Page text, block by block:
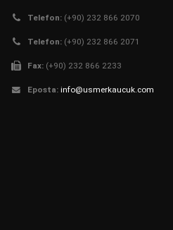
Telefon: (+90) 232 866 2070
Telefon: (+90) 232 866 2071
Fax: (+90) 232 866 2233
Eposta: info@usmerkaucuk.com